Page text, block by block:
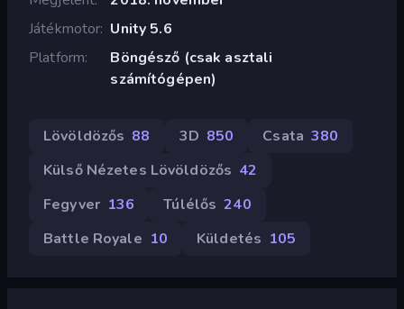
Játékmotor Unity 5.6
Platform
Böngésző (csak asztali
számítógépen)
Lövöldözős 88 3D 850 Csata 380
Külső Nézetes Lövöldözős 42
Fegyver 136 Túlélős 240
Battle Royale 10 Küldetés 105